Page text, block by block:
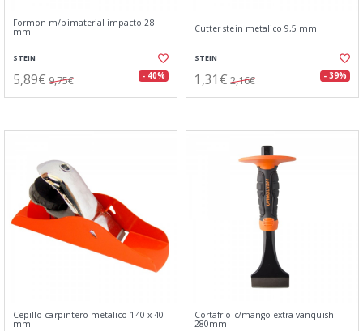
Formon m/bimaterial impacto 28
mm
STEIN
5,89€ 9,75€ - 40%
Cutter stein metalico 9,5 mm.
STEIN
1,31€ 2,16€ - 39%
Cepillo carpintero metalico 140 x 40
mm.
Cortafrio c/mango extra vanquish
280mm.